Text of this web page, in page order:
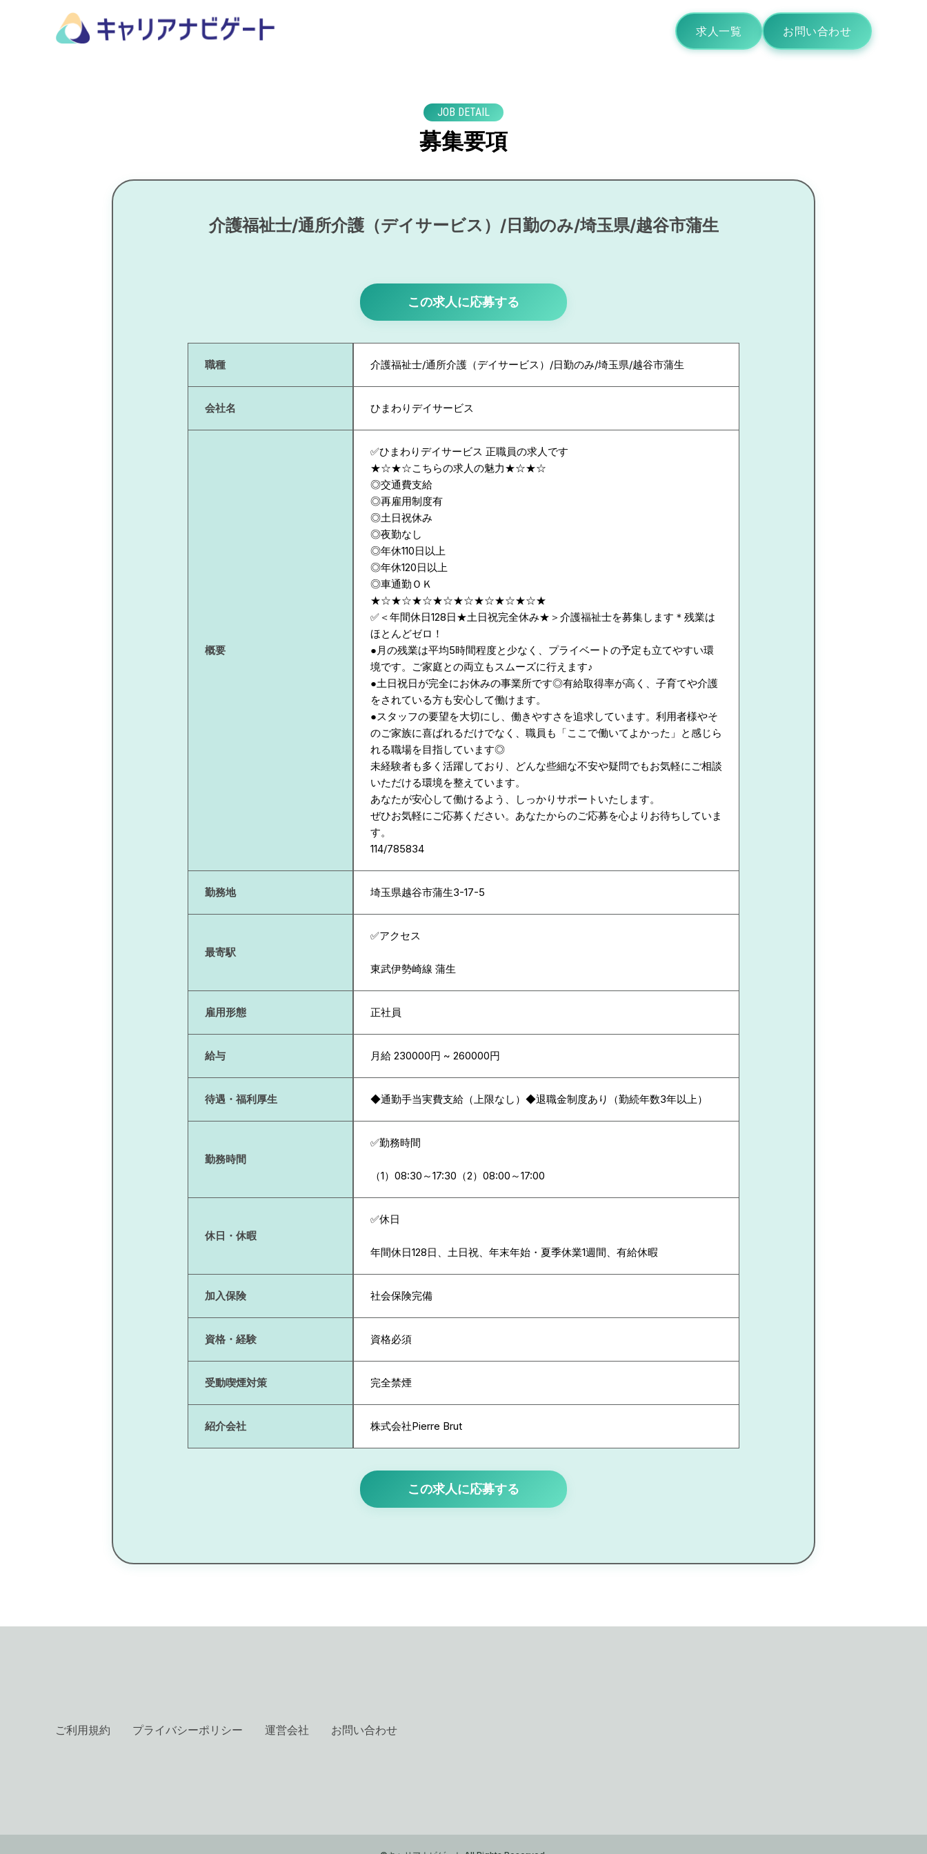
求人一覧 お問い合わせ
JOB DETAIL
募集要項
介護福祉士/通所介護（デイサービス）/日勤のみ/埼玉県/越谷市蒲生
この求人に応募する
職種 介護福祉士/通所介護（デイサービス）/日勤のみ/埼玉県/越谷市蒲生
会社名 ひまわりデイサービス
概要
✅ひまわりデイサービス 正職員の求人です
★☆★☆こちらの求人の魅力★☆★☆
◎交通費支給
◎再雇用制度有
◎土日祝休み
◎夜勤なし
◎年休110日以上
◎年休120日以上
◎車通勤ＯＫ
★☆★☆★☆★☆★☆★☆★☆★☆★
✅＜年間休日128日★土日祝完全休み★＞介護福祉士を募集します＊残業は
ほとんどゼロ！
●月の残業は平均5時間程度と少なく、プライベートの予定も立てやすい環
境です。ご家庭との両立もスムーズに行えます♪
●土日祝日が完全にお休みの事業所です◎有給取得率が高く、子育てや介護
をされている方も安心して働けます。
●スタッフの要望を大切にし、働きやすさを追求しています。利用者様やそ
のご家族に喜ばれるだけでなく、職員も「ここで働いてよかった」と感じら
れる職場を目指しています◎
未経験者も多く活躍しており、どんな些細な不安や疑問でもお気軽にご相談
いただける環境を整えています。
あなたが安心して働けるよう、しっかりサポートいたします。
ぜひお気軽にご応募ください。あなたからのご応募を心よりお待ちしていま
す。
114/785834
勤務地 埼玉県越谷市蒲生3-17-5
最寄駅
✅アクセス
東武伊勢崎線 蒲生
雇用形態 正社員
給与 月給 230000円 ~ 260000円
待遇・福利厚生 ◆通勤手当実費支給（上限なし）◆退職金制度あり（勤続年数3年以上）
勤務時間
✅勤務時間
（1）08:30～17:30（2）08:00～17:00
休日・休暇
✅休日
年間休日128日、土日祝、年末年始・夏季休業1週間、有給休暇
加入保険 社会保険完備
資格・経験 資格必須
受動喫煙対策 完全禁煙
紹介会社 株式会社Pierre Brut
この求人に応募する
ご利用規約 プライバシーポリシー 運営会社 お問い合わせ